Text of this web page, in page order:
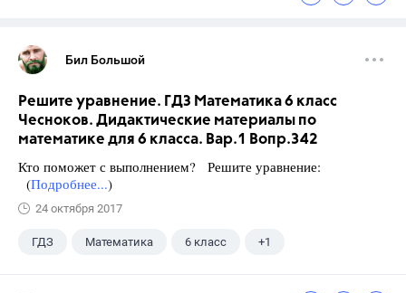
Бил Большой
Решите уравнение. ГДЗ Математика 6 класс
Чесноков. Дидактические материалы по
математике для 6 класса. Вар.1 Вопр.342
Кто поможет с выполнением? Решите уравнение:
(Подробнее...)
24 октября 2017
ГДЗ Математика 6 класс +1